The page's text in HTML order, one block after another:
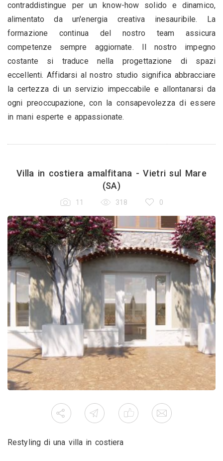
contraddistingue per un know-how solido e dinamico,
alimentato da un'energia creativa inesauribile. La
formazione continua del nostro team assicura
competenze sempre aggiornate. Il nostro impegno
costante si traduce nella progettazione di spazi
eccellenti. Affidarsi al nostro studio significa abbracciare
la certezza di un servizio impeccabile e allontanarsi da
ogni preoccupazione, con la consapevolezza di essere
in mani esperte e appassionate.
Villa in costiera amalfitana - Vietri sul Mare
(SA)
11 318 0
Restyling di una villa in costiera